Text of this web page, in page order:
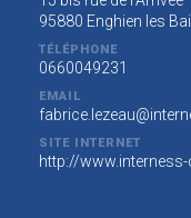
95880 Enghien les
TÉLÉPHONE
0660049231
EMAIL
SITE INTERNET
http://